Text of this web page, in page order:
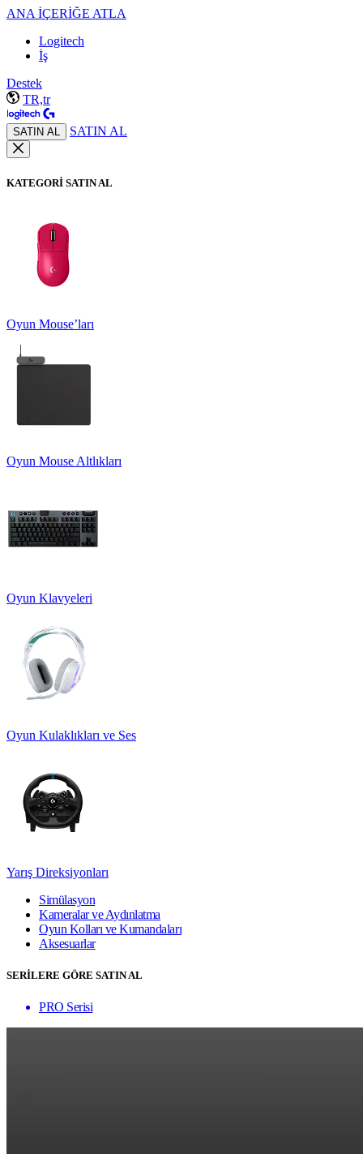
ANA İÇERİĞE ATLA
Logitech
İş
Destek
TR,tr
SATIN AL SATIN AL
KATEGORİ SATIN AL
Oyun Mouse’ları
Oyun Mouse Altlıkları
Oyun Klavyeleri
Oyun Kulaklıkları ve Ses
Yarış Direksiyonları
Simülasyon
Kameralar ve Aydınlatma
Oyun Kolları ve Kumandaları
Aksesuarlar
SERİLERE GÖRE SATIN AL
PRO Serisi